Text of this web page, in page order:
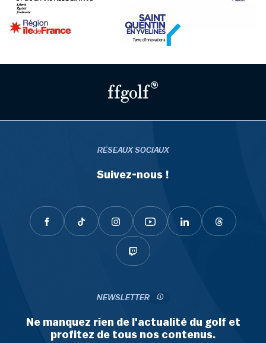
RÉSEAUX SOCIAUX
Suivez-nous !
NEWSLETTER
Ne manquez rien de l'actualité du golf et
profitez de tous nos contenus.